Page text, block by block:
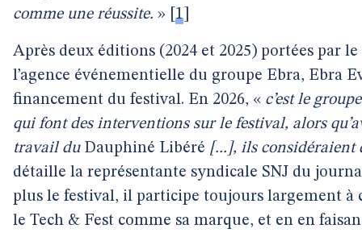
comme une réussite. » 1
Après deux éditions (2024 et 2025) portées par
l’agence événementielle du groupe Ebra, Ebra
financement du festival. En 2026, « c’est le
qui font des interventions sur le festival, alors
travail du Dauphiné Libéré [...], ils considéraient
détaille la représentante syndicale SNJ du
plus le festival, il participe toujours largement à
le Tech & Fest comme sa marque, et en en